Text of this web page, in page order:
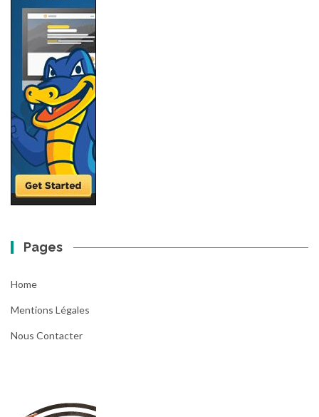
Pages
Home
Mentions Légales
Nous Contacter